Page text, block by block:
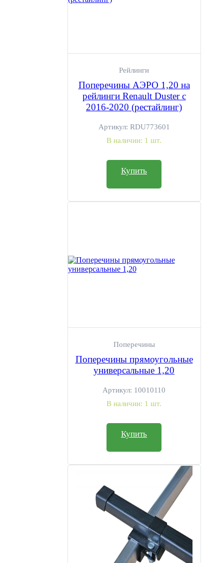
Рейлинги
Поперечины АЭРО 1,20 на
рейлинги Renault Duster с
2016-2020 (рестайлинг)
Артикул: RDU773601
В наличии: 1 шт.
Купить
Поперечины
Поперечины прямоугольные
универсальные 1,20
Артикул: 10010110
В наличии: 1 шт.
Купить